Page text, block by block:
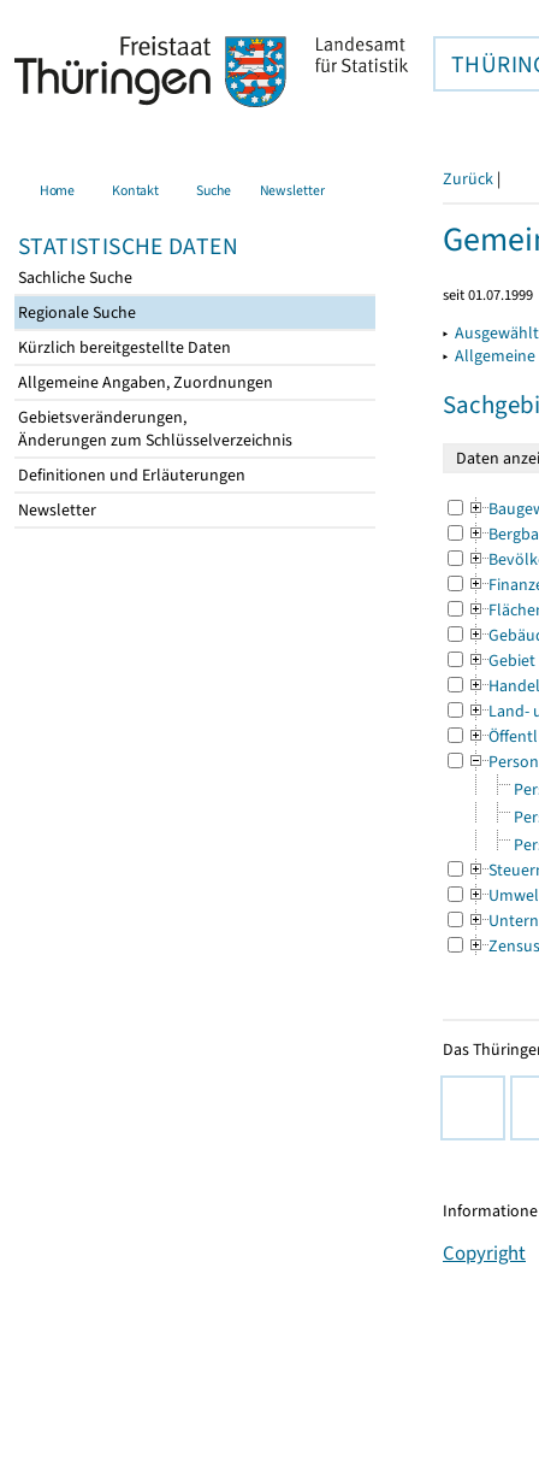
Home Kontakt Suche Newsletter
STATISTISCHE DATEN
Sachliche Suche
Regionale Suche
Kürzlich bereitgestellte Daten
Allgemeine Angaben, Zuordnungen
Gebietsveränderungen,
Änderungen zum Schlüsselverzeichnis
Definitionen und Erläuterungen
Newsletter
Zurück |
seit 01.07.1999
▸
▸
Gebiet
Land-
Zensus
Das
Copyright